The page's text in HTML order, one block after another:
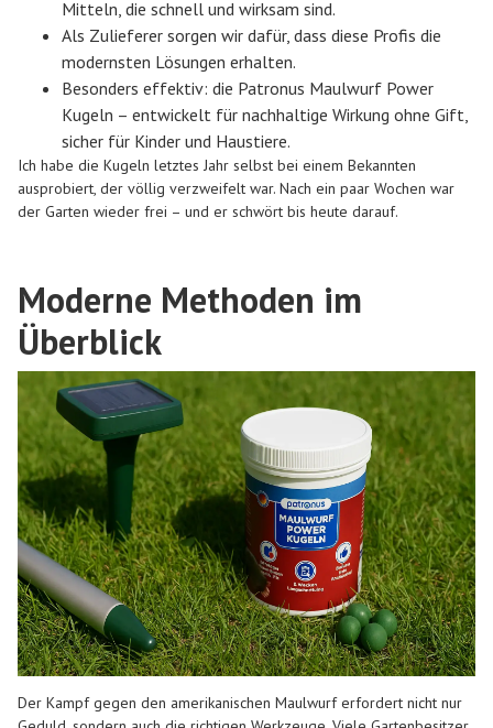
Mitteln, die schnell und wirksam sind.
Als Zulieferer sorgen wir dafür, dass diese Profis die
modernsten Lösungen erhalten.
Besonders effektiv: die Patronus Maulwurf Power
Kugeln – entwickelt für nachhaltige Wirkung ohne Gift,
sicher für Kinder und Haustiere.
Ich habe die Kugeln letztes Jahr selbst bei einem Bekannten
ausprobiert, der völlig verzweifelt war. Nach ein paar Wochen war
der Garten wieder frei – und er schwört bis heute darauf.
Moderne Methoden im
Überblick
Der Kampf gegen den amerikanischen Maulwurf erfordert nicht nur